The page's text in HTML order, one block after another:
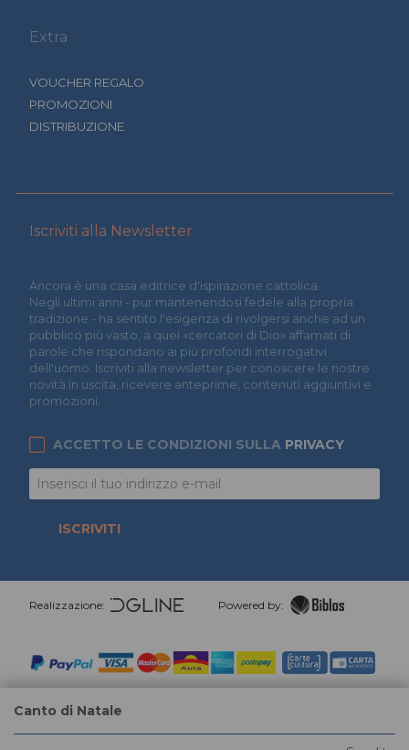
Canto di Natale
Extra
VOUCHER REGALO
PROMOZIONI
DISTRIBUZIONE
Iscriviti alla Newsletter
Àncora è una casa editrice d'ispirazione cattolica.
Negli ultimi anni - pur mantenendosi fedele alla propria
tradizione - ha sentito l'esigenza di rivolgersi anche ad un
pubblico più vasto, a quei «cercatori di Dio» affamati di
parole che rispondano ai più profondi interrogativi
dell'uomo. Iscriviti alla newsletter per conoscere le nostre
novità in uscita, ricevere anteprime, contenuti aggiuntivi e
promozioni.
ACCETTO LE CONDIZIONI SULLA PRIVACY
ISCRIVITI
Realizzazione: Powered by: